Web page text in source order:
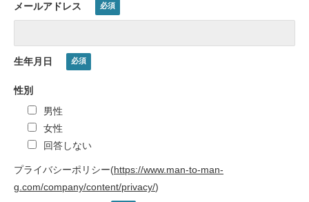
メールアドレス
生年月日
性別
男性
女性
回答しない
プライバシーポリシー(https://www.man-to-man-
g.com/company/content/privacy/)